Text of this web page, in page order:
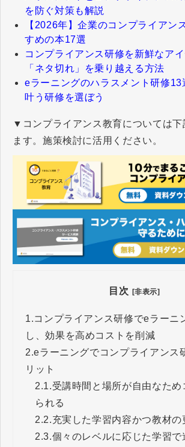
を防ぐ対策も解説
【2026年】企業のコンプライアン
すめの本17選
コンプライアンス研修を新鮮なアイ
「ネタ切れ」を乗り越える方法
eラーニングのハラスメント研修13
叶う研修を選ぼう
▼コンプライアンス教育については下
ます。施策検討に活用ください。
目次 [非表示]
1.コンプライアンス研修でeラーニ
し、効果を高めコストを削減
2.eラーニングでコンプライアンス
リット
2.1.受講時間と場所が自由なため
られる
2.2.充実した学習内容かつ教材の
2.3.個々のレベルに応じた学習で